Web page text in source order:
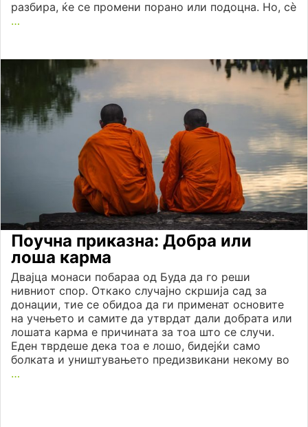
разбира, ќе се промени порано или подоцна. Но, сè
…
Поучна приказна: Добра или
лоша карма
Двајца монаси побараа од Буда да го реши
нивниот спор. Откако случајно скршија сад за
донации, тие се обидоа да ги применат основите
на учењето и самите да утврдат дали добрата или
лошата карма е причината за тоа што се случи.
Еден тврдеше дека тоа е лошо, бидејќи само
болката и уништувањето предизвикани некому во
…